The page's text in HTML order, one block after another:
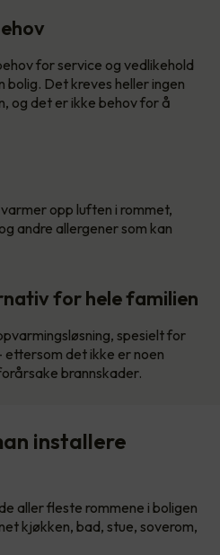
for service og vedlikehold
bolig. Det kreves heller ingen
og det er ikke behov for å
opp luften i rommet,
andre allergener som kan
for hele familien
spesielt for
det ikke er noen
brannskader.
installere
aller fleste rommene i boligen
kjøkken, bad, stue, soverom,